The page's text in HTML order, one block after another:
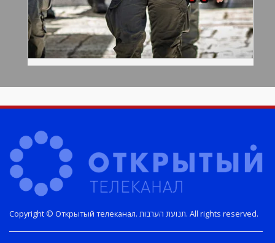
Copyright © Открытый телеканал. תנועת הערבות. All rights reserved.